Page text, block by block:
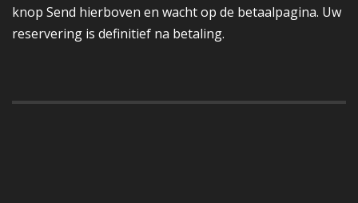
knop Send hierboven en wacht op de betaalpagina. Uw
reservering is definitief na betaling.